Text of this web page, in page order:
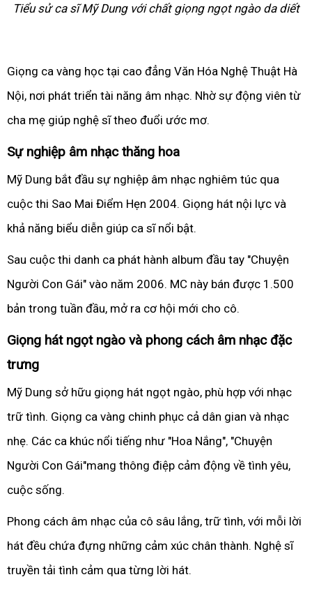
Tiểu sử ca sĩ Mỹ Dung với chất giọng ngọt ngào da diết
Giọng ca vàng học tại cao đẳng Văn Hóa Nghệ Thuật Hà
Nội, nơi phát triển tài năng âm nhạc. Nhờ sự động viên từ
cha mẹ giúp nghệ sĩ theo đuổi ước mơ.
Sự nghiệp âm nhạc thăng hoa
Mỹ Dung bắt đầu sự nghiệp âm nhạc nghiêm túc qua
cuộc thi Sao Mai Điểm Hẹn 2004. Giọng hát nội lực và
khả năng biểu diễn giúp ca sĩ nổi bật.
Sau cuộc thi danh ca phát hành album đầu tay "Chuyện
Người Con Gái" vào năm 2006. MC này bán được 1.500
bản trong tuần đầu, mở ra cơ hội mới cho cô.
Giọng hát ngọt ngào và phong cách âm nhạc đặc
trưng
Mỹ Dung sở hữu giọng hát ngọt ngào, phù hợp với nhạc
trữ tình. Giọng ca vàng chinh phục cả dân gian và nhạc
nhẹ. Các ca khúc nổi tiếng như "Hoa Nắng", "Chuyện
Người Con Gái"mang thông điệp cảm động về tình yêu,
cuộc sống.
Phong cách âm nhạc của cô sâu lắng, trữ tình, với mỗi lời
hát đều chứa đựng những cảm xúc chân thành. Nghệ sĩ
truyền tải tình cảm qua từng lời hát.